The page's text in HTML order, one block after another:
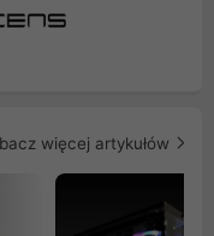
więcej artykułów